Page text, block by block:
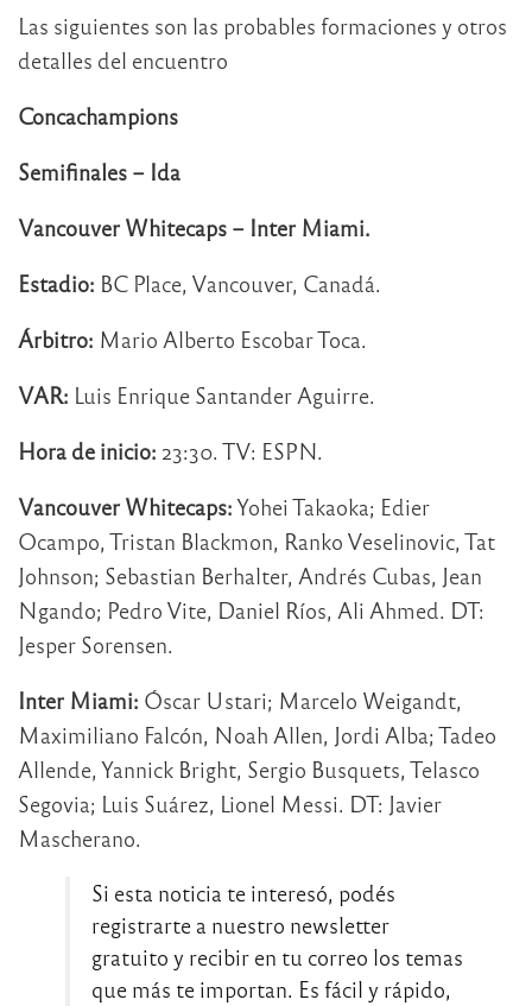
Las siguientes son las probables formaciones y otros
detalles del encuentro
Concachampions
Semifinales – Ida
Vancouver Whitecaps – Inter Miami.
Estadio: BC Place, Vancouver, Canadá.
Árbitro: Mario Alberto Escobar Toca.
VAR: Luis Enrique Santander Aguirre.
Hora de inicio: 23:30. TV: ESPN.
Vancouver Whitecaps:Yohei Takaoka; Edier
Ocampo, Tristan Blackmon, Ranko Veselinovic, Tat
Johnson; Sebastian Berhalter, Andrés Cubas, Jean
Ngando; Pedro Vite, Daniel Ríos, Ali Ahmed. DT:
Jesper Sorensen.
Inter Miami: Óscar Ustari; Marcelo Weigandt,
Maximiliano Falcón, Noah Allen, Jordi Alba; Tadeo
Allende, Yannick Bright, Sergio Busquets, Telasco
Segovia; Luis Suárez, Lionel Messi. DT: Javier
Mascherano.
Si esta noticia te interesó, podés
registrarte a nuestro newsletter
gratuito y recibir en tu correo los temas
que más te importan. Es fácil y rápido,